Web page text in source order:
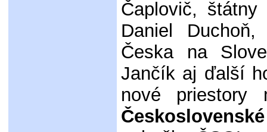
Čaplovič,
Daniel Duchoň,
Česka na
Jančík aj ďalší
nové priestory